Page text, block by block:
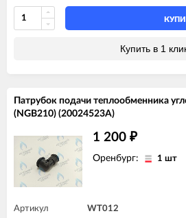
Купить в 1
Патрубок подачи теплообменника
(NGB210) (20024523A)
1 200 ₽
Оренбург: 1 шт
Артикул WT012